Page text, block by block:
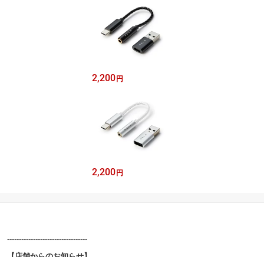
2,200円
2,200円
----------------------------------